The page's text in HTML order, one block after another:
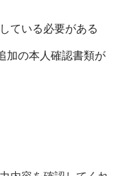
ている必要がある
加の本人確認書類が